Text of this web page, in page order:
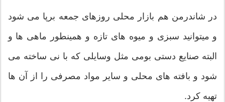
در شاندرمن هم بازار محلی روزهای جمعه برپا می شود
و میتوانید سبزی و میوه های تازه و همینطور ماهی ها و
البته صنایع دستی بومی مثل وسایلی که با نی ساخته می
شود و بافته های محلی و سایر مواد مصرفی را از آن ها
تهیه کرد.